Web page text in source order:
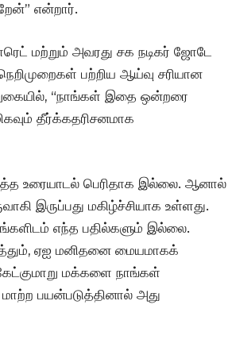
என்றார்.
மற்றும் அவரது சக நடிகர் ஜோடே
பற்றிய ஆய்வு சரியான
“நாங்கள் இதை ஒன்றரை
தீர்க்கதரிசனமாக
உரையாடல் பெரிதாக இல்லை. ஆனால்
இருப்பது மகிழ்ச்சியாக உள்ளது.
எந்த பதில்களும் இல்லை.
ஏஐ மனிதனை மையமாகக்
மக்களை நாங்கள்
பயன்படுத்தினால் அது